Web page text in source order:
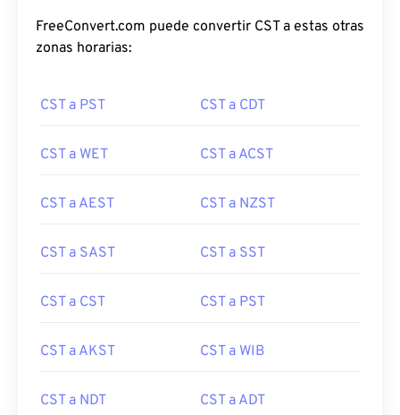
FreeConvert.com puede convertir CST a estas otras
zonas horarias:
CST a PST CST a CDT
CST a WET CST a ACST
CST a AEST CST a NZST
CST a SAST CST a SST
CST a CST CST a PST
CST a AKST CST a WIB
CST a NDT CST a ADT